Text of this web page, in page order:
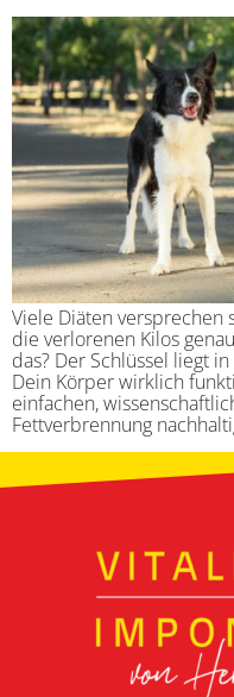
Viele Diäten versprechen
die verlorenen Kilos
das? Der Schlüssel liegt
Dein Körper wirklich
einfachen,
Fettverbrennung